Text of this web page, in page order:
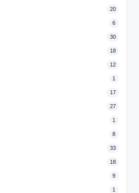
20
6
30
18
12
1
17
27
1
8
33
18
9
1